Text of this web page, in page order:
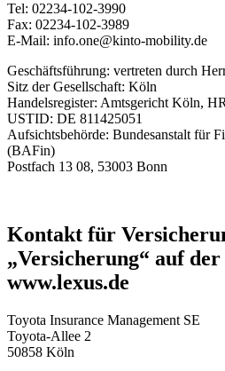
Tel: 02234-102-3990
Fax: 02234-102-3989
E-Mail: info.one@kinto-mobility.de
Geschäftsführung: vertreten durch
Sitz der Gesellschaft: Köln
Handelsregister: Amtsgericht Köln,
USTID: DE 811425051
Aufsichtsbehörde: Bundesanstalt für
(BAFin)
Postfach 13 08, 53003 Bonn
Kontakt für
„Versicherung“ auf der
www.lexus.de
Toyota Insurance Management SE
Toyota-Allee 2
50858 Köln